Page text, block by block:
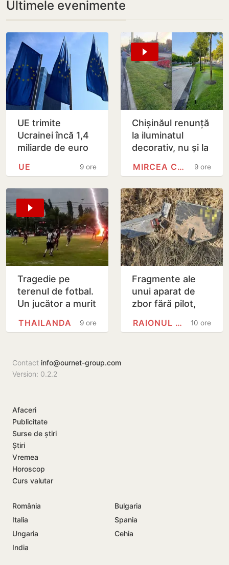
Ultimele evenimente
UE trimite
Ucrainei încă 1,4
miliarde de euro
generate de
înghețate
9 ore
UE
Chișinăul renunță
la iluminatul
decorativ, nu și la
Irigarea spațiilor9 ore
MIRCEA CEL BĂTRÂN
Tragedie pe
terenul de fotbal.
Un jucător a murit
chiar în timpul
9 ore
THAILANDA
Fragmente ale
unui aparat de
zbor fără pilot,
10 ore
RAIONUL CAHUL
Contact info@ournet-group.com
Version: 0.2.2
Afaceri
Publicitate
Surse de știri
Știri
Vremea
Horoscop
Curs valutar
România
Bulgaria
Italia
Spania
Ungaria
Cehia
India